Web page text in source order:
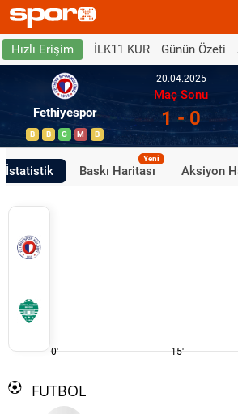
Hızlı Erişim İLK11 KUR Günün Özeti
Fethiyespor
B B G M B
20.04.2025
Maç Sonu
1 - 0
İstatistik Baskı Haritası
Yeni
Aksiyon
0' 15'
FUTBOL